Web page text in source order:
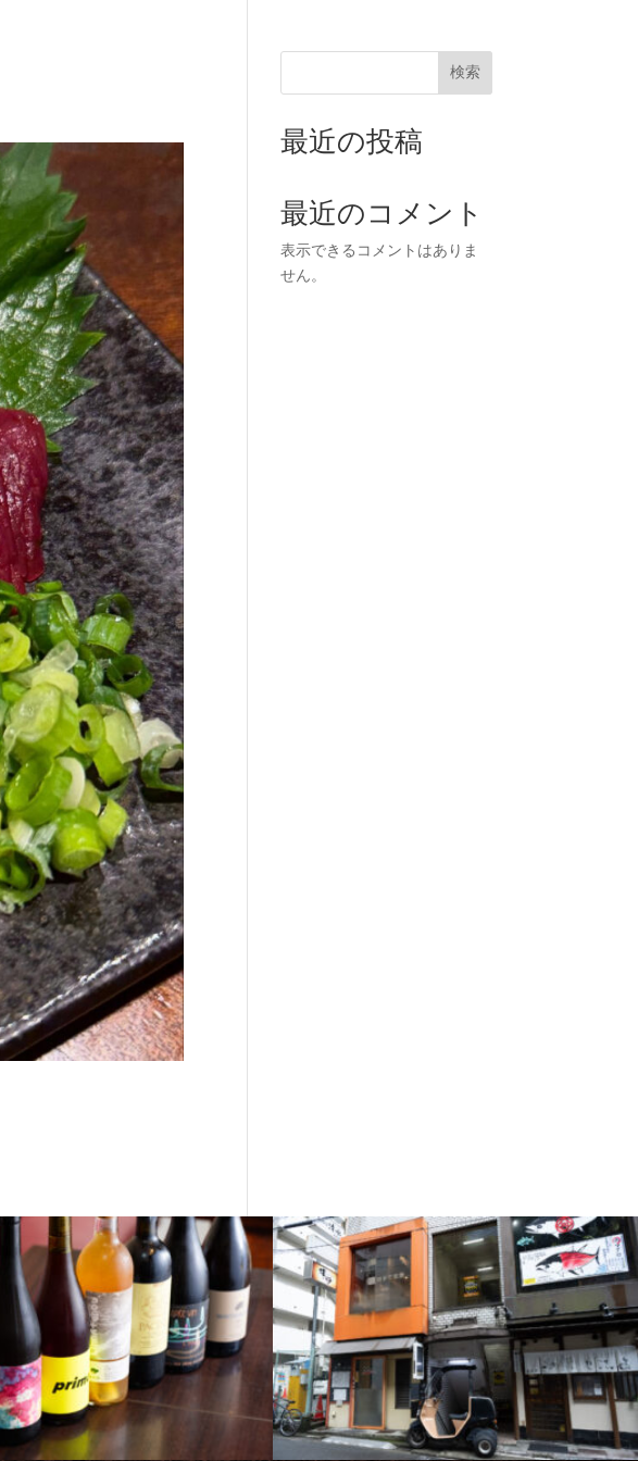
検索
最近の投稿
最近のコメント
表示できるコメントはありま
せん。